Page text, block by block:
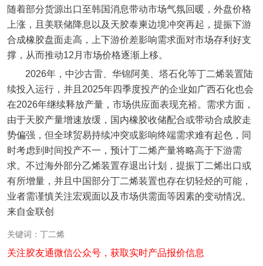
随着部分货源出口至韩国消息带动市场气氛回暖，外盘价格
上涨，且美联储降息以及天胶泰柬边境冲突再起，提振下游
合成橡胶盘面走高，上下游价差影响需求面对市场存利好支
撑，从而推动12月市场价格逐渐上移。
2026年，中沙古雷、华锦阿美、塔石化等丁二烯装置陆
续投入运行，并且2025年四季度投产的企业如广西石化也会
在2026年继续释放产量，市场供应面表现充裕。需求方面，
由于天胶产量增速放缓，国内橡胶收储配合或带动合成胶走
势偏强，但全球贸易持续冲突或影响终端需求难有起色，同
时考虑到时间投产不一，预计丁二烯产量将略高于下游需
求。不过海外部分乙烯装置存退出计划，提振丁二烯出口或
有所增量，并且中国部分丁二烯装置也存在切轻烃的可能，
业者需谨慎关注宏观面以及市场供需面等因素的变动情况。
来自金联创
关键词：丁二烯
关注胶友通微信公众号，获取实时产品报价信息